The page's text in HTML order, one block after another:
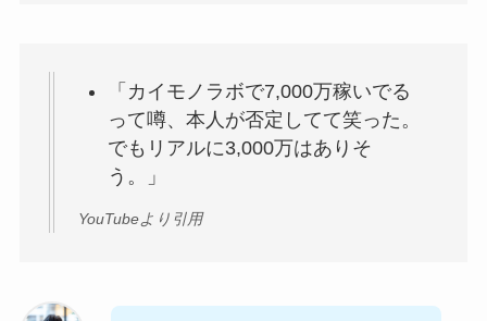
「カイモノラボで7,000万稼いでる
って噂、本人が否定してて笑った。
でもリアルに3,000万はありそ
う。」
YouTubeより引用